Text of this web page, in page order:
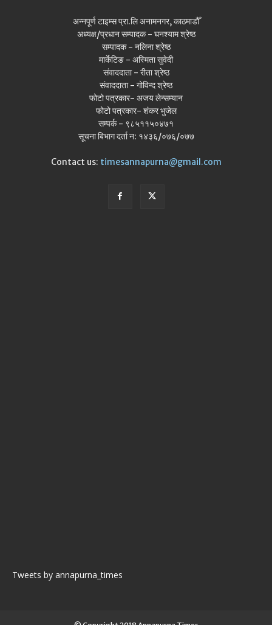
अन्नपूर्ण टाइम्स प्रा.लि अनामनगर, काठमाडौँ
अध्यक्ष/प्रधान सम्पादक - घनश्याम श्रेष्ठ
सम्पादक - नलिना श्रेष्ठ
मार्केटिङ - अस्मिता सुवेदी
संवाददाता - रीता श्रेष्ठ
संवाददाता - गोविन्द श्रेष्ठ
फोटो पत्रकार- अजय लेन्सम्यान
फोटो पत्रकार- शंकर भुजेल
सम्पर्क - ९८५११५०४७१
सूचना बिभाग दर्ता न: १४३६/०७६/०७७
Contact us: timesannapurna@gmail.com
Tweets by annapurna_times